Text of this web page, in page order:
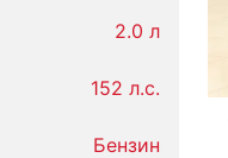
2.0 л
152 л.с.
Бензин